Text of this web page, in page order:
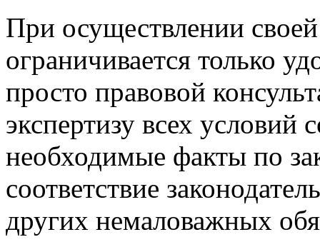
При осуществлении
ограничивается только
просто правовой
экспертизу всех условий
необходимые факты по
соответствие
других немаловажных